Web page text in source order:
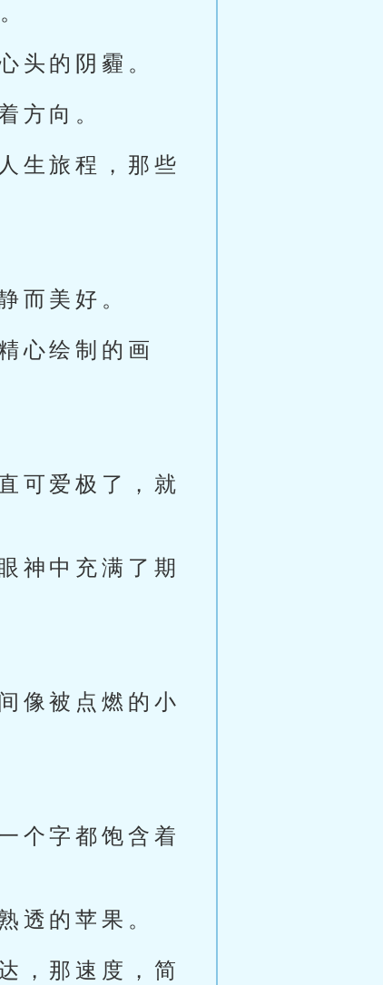
头的阴霾。
方向。
生旅程，那些
而美好。
心绘制的画
可爱极了，就
神中充满了期
像被点燃的小
个字都饱含着
透的苹果。
，那速度，简